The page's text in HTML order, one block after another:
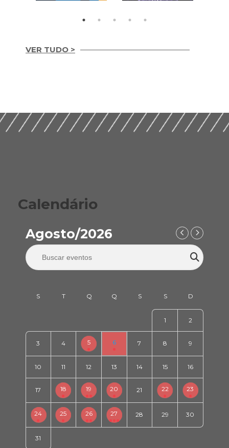
VER TUDO >
Calendário
Agosto/2026
1 2
3 4 5 6 7 8 9
10 11 12 13 14 15 16
17 18 19 20 21 22 23
24 25 26 27 28 29 30
31